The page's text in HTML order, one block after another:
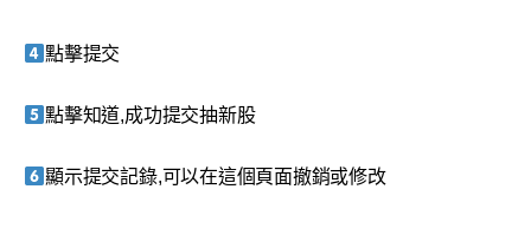
點擊提交
點擊知道,成功提交抽新股
顯示提交記錄,可以在這個頁面撤銷或修改